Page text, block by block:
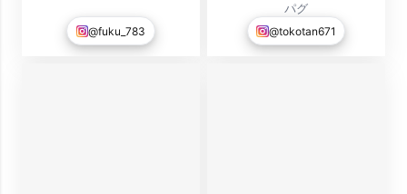
@fuku_783
パグ
@tokotan671